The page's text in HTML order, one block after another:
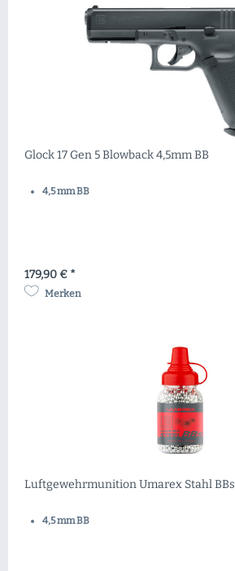
Glock 17 Gen 5 Blowback 4,5mm BB
4,5 mm BB
179,90 € *
Merken
Luftgewehrmunition Umarex Stahl BBs
4,5 mm BB